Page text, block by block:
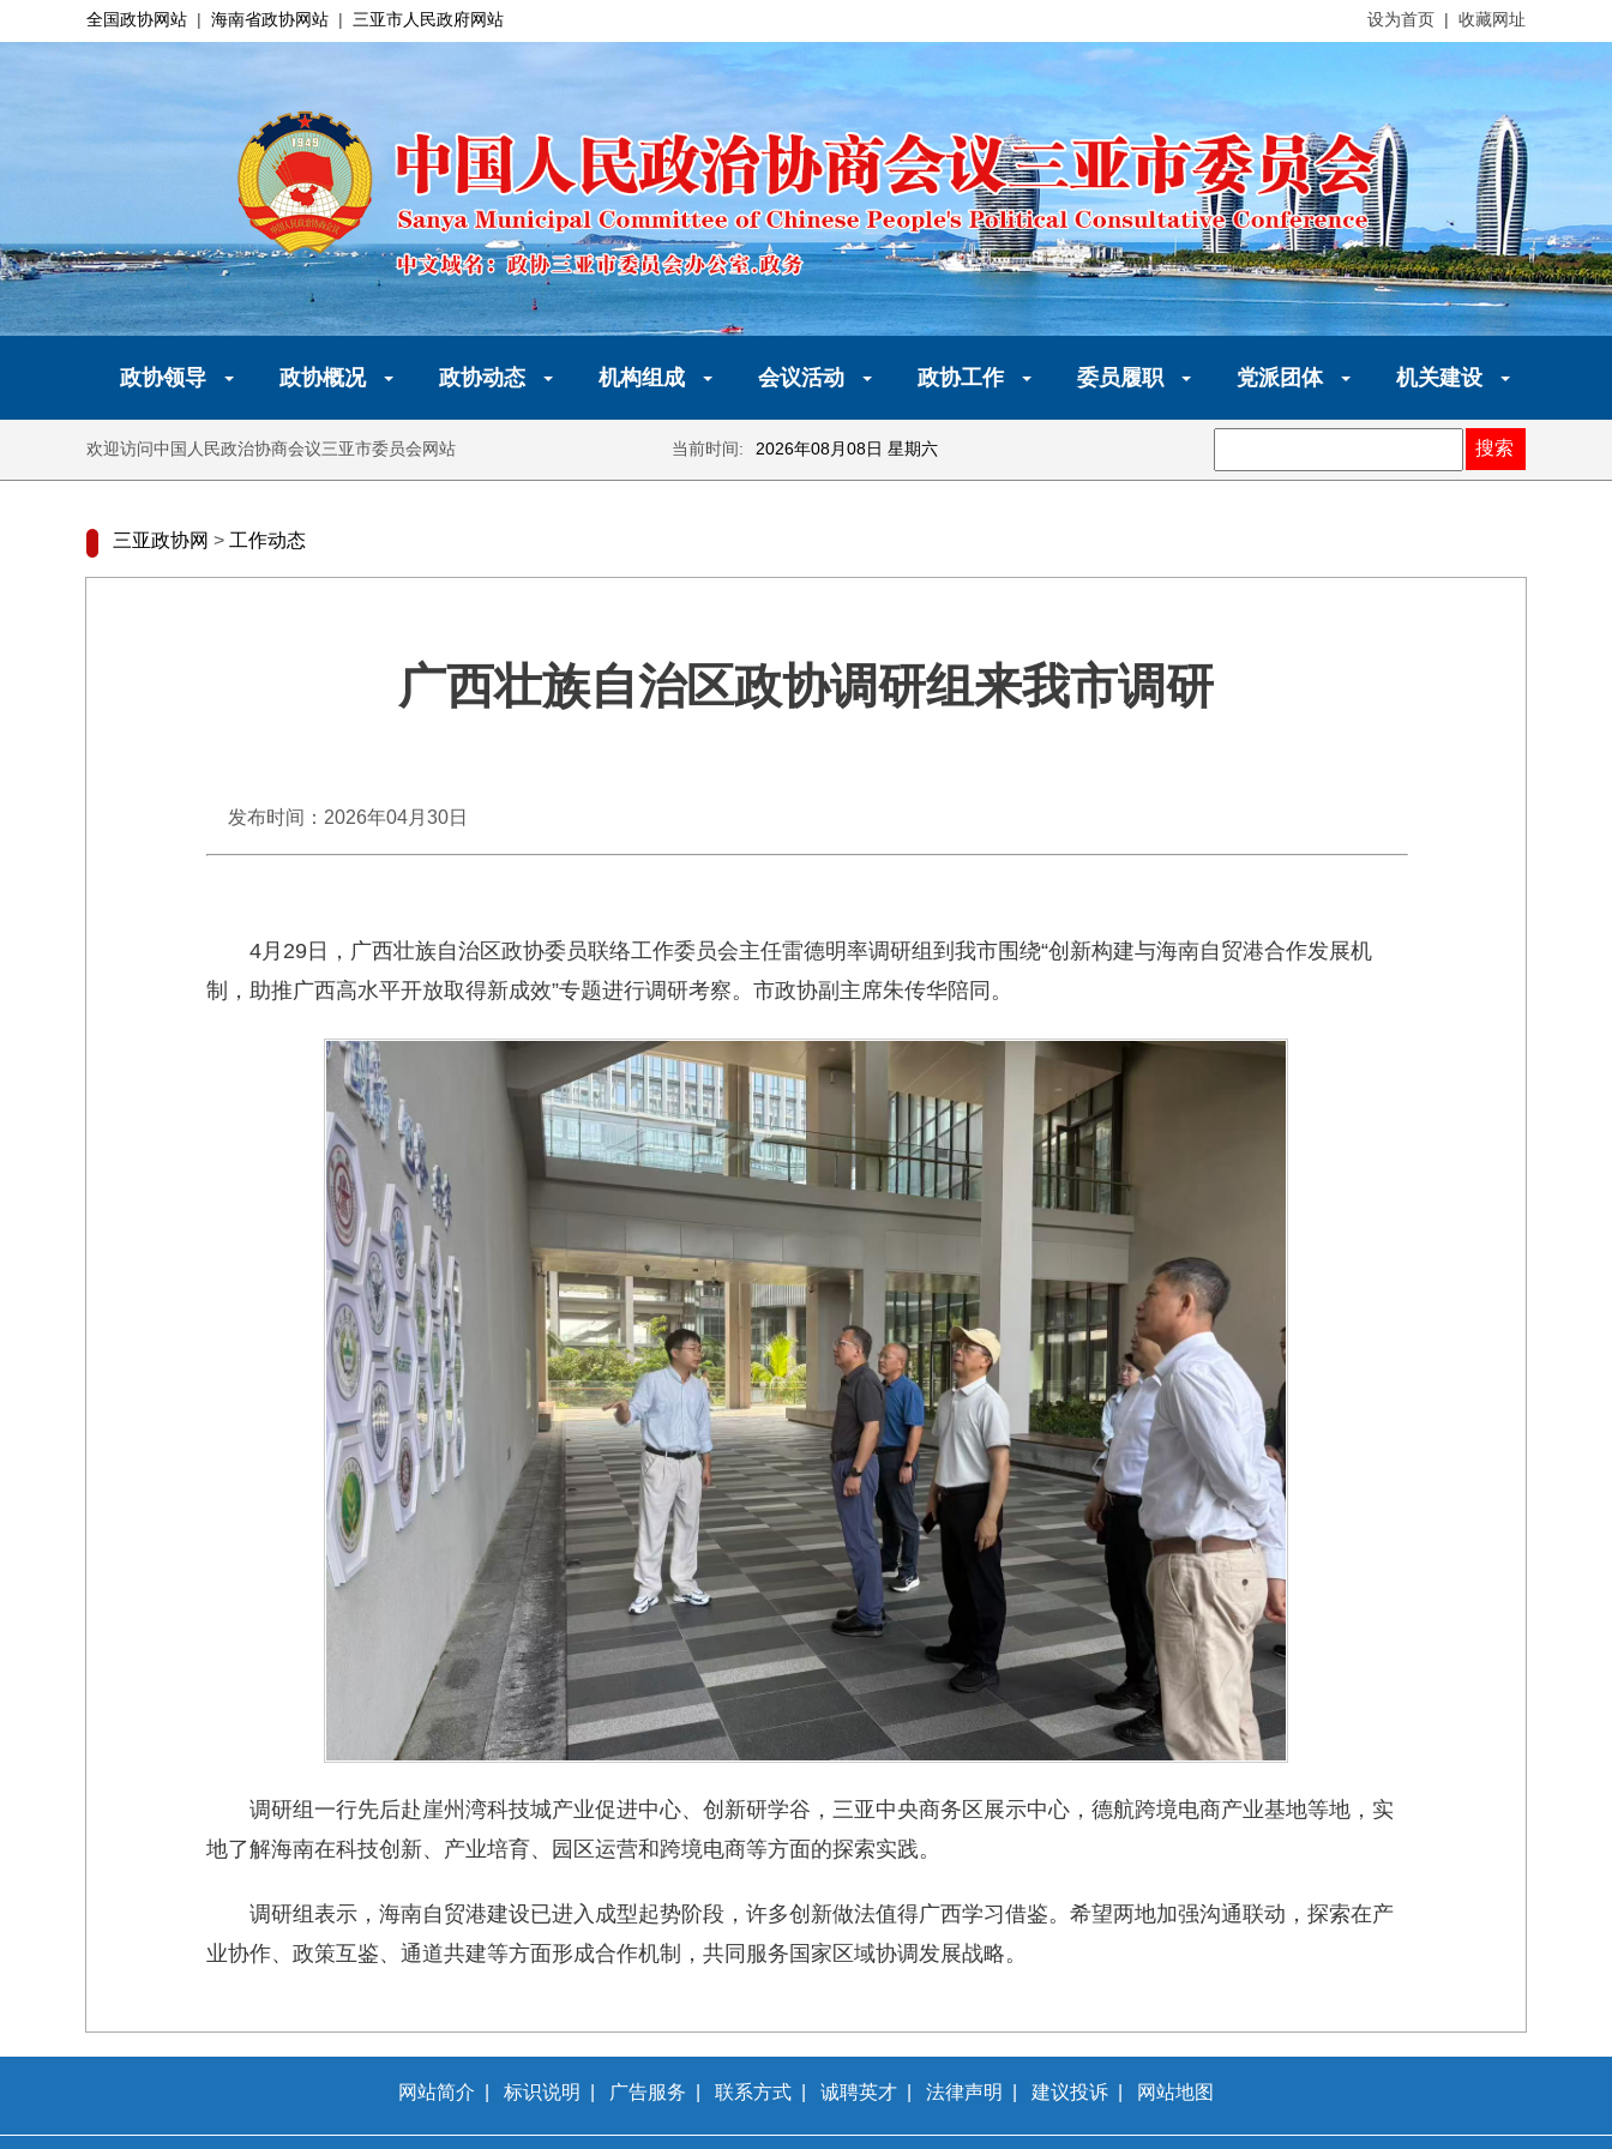
全国政协网站 | 海南省政协网站 | 三亚市人民政府网站 设为首页 | 收藏网址
政协领导 政协概况 政协动态 机构组成 会议活动 政协工作 委员履职 党派团体 机关建设
欢迎访问中国人民政治协商会议三亚市委员会网站 当前时间: 2026年08月08日 星期六 搜索
三亚政协网 > 工作动态
广西壮族自治区政协调研组来我市调研
发布时间：2026年04月30日
4月29日，广西壮族自治区政协委员联络工作委员会主任雷德明率调研组到我市围绕“创新构建与海南自贸港合作发展机
制，助推广西高水平开放取得新成效”专题进行调研考察。市政协副主席朱传华陪同。
调研组一行先后赴崖州湾科技城产业促进中心、创新研学谷，三亚中央商务区展示中心，德航跨境电商产业基地等地，实
地了解海南在科技创新、产业培育、园区运营和跨境电商等方面的探索实践。
调研组表示，海南自贸港建设已进入成型起势阶段，许多创新做法值得广西学习借鉴。希望两地加强沟通联动，探索在产
业协作、政策互鉴、通道共建等方面形成合作机制，共同服务国家区域协调发展战略。
网站简介 标识说明 广告服务 联系方式 诚聘英才 法律声明 建议投诉 网站地图